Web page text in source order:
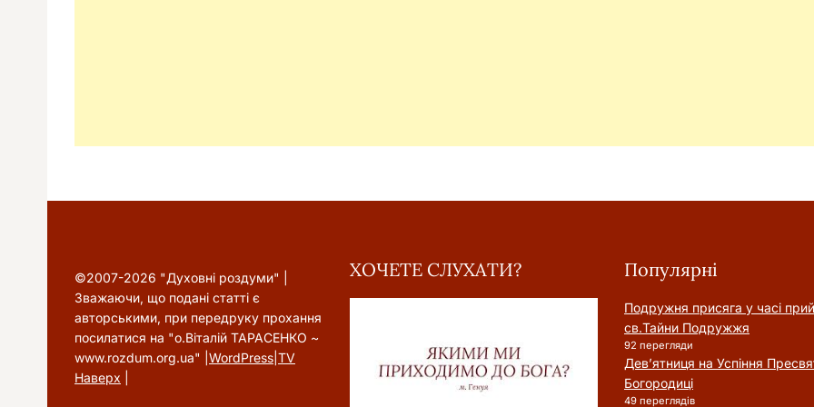
©2007-2026 "Духовні роздуми" |
Зважаючи, що подані статті є
авторськими, при передруку прохання
посилатися на "о.Віталій ТАРАСЕНКО ~
www.rozdum.org.ua" | WordPress TV
Наверх
ХОЧЕТЕ СЛУХАТИ? Популярні
Подружня присягa у часі
cв.Тайни Подружжя
92 перегляди
Дев’ятниця на Успіння
Богородиці
49 переглядів